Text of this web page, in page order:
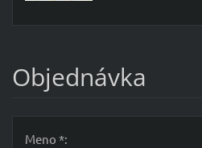
Objednávka
Meno *: